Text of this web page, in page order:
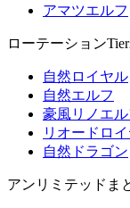
アマツエルフ
ローテーション
自然ロイヤル
自然エルフ
豪風リノエル
リオードロ
自然ドラゴン
アンリミテッドま